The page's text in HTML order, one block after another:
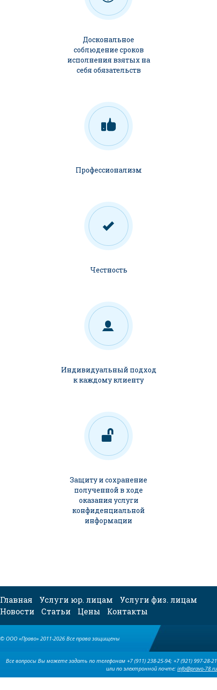
Доскональное
соблюдение сроков
исполнения взятых на
себя обязательств
Профессионализм
Честность
Индивидуальный подход
к каждому клиенту
Защиту и сохранение
полученной в ходе
оказания услуги
конфиденциальной
информации
Главная Услуги юр. лицам
Услуги физ. лицам
Новости
Статьи Цены Контакты
© ООО «Право» 2011-2026 Все права защищены
Все вопросы Вы можете задать по телефонам +7 (911) 238-25-94; +7 (921) 997-28-21
или по электронной почте: info@pravo-78.ru